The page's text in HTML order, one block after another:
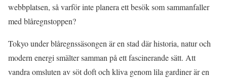
webbplatsen, så varför inte planera ett besök som sammanfaller
med blåregnstoppen?
Tokyo under blåregnssäsongen är en stad där historia, natur och
modern energi smälter samman på ett fascinerande sätt. Att
vandra omsluten av söt doft och kliva genom lila gardiner är en